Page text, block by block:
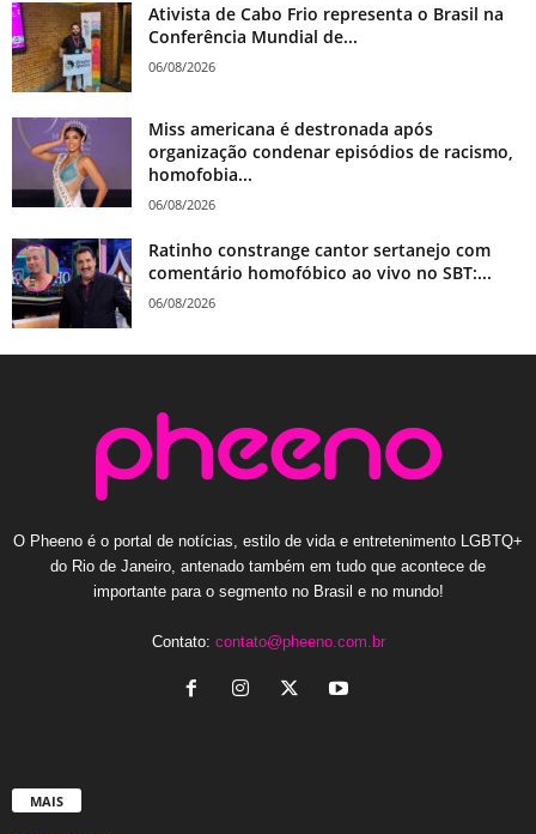
Ativista de Cabo Frio representa o Brasil na
Conferência Mundial de...
06/08/2026
Miss americana é destronada após
organização condenar episódios de racismo,
homofobia...
06/08/2026
Ratinho constrange cantor sertanejo com
comentário homofóbico ao vivo no SBT:...
06/08/2026
O Pheeno é o portal de notícias, estilo de vida e entretenimento LGBTQ+
do Rio de Janeiro, antenado também em tudo que acontece de
importante para o segmento no Brasil e no mundo!
Contato: contato@pheeno.com.br
MAIS